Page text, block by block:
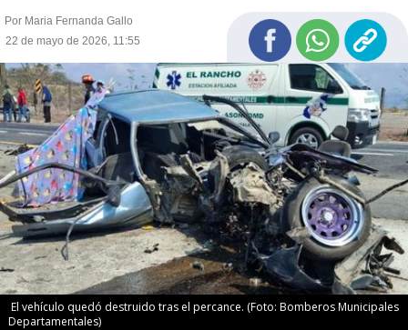
Por Maria Fernanda Gallo
22 de mayo de 2026, 11:55
El vehículo quedó destruido tras el percance. (Foto: Bomberos Municipales
Departamentales)